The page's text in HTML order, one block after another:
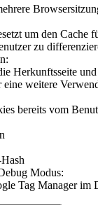
um den Cache
zu
Herkunftsseite
eine weitere
bereits vom
Modus:
Tag Manager im